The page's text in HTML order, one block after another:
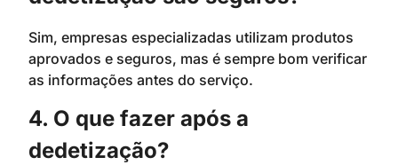
Sim, empresas especializadas utilizam produtos
aprovados e seguros, mas é sempre bom verificar
as informações antes do serviço.
4. O que fazer após a
dedetização?